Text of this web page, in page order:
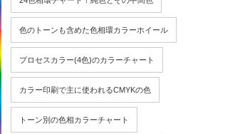
色のトーンも含めた色相環カラーホイール
プロセスカラー(4色)のカラーチャート
カラー印刷で主に使われるCMYKの色
トーン別の色相カラーチャート